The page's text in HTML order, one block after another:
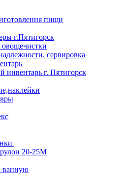
пищи
г.Пятигорск
сервировка
инвентарь г. Пятигорск
20-25М